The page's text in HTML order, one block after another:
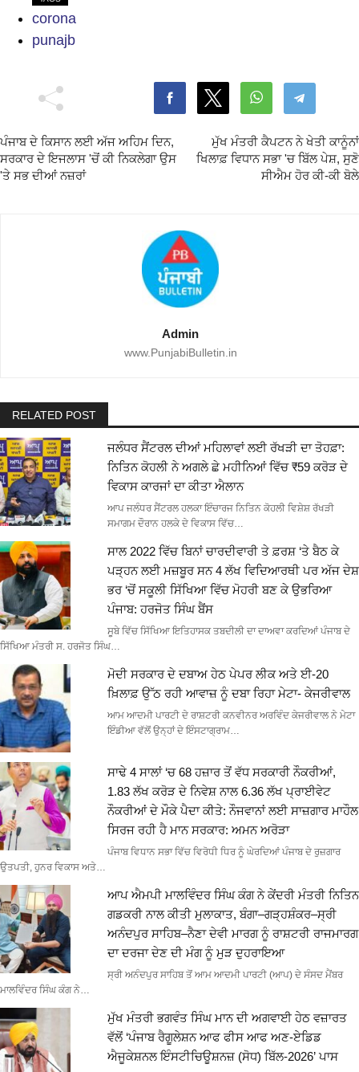
corona
punajb
ਪੰਜਾਬ ਦੇ ਕਿਸਾਨ ਲਈ ਅੱਜ ਅਹਿਮ ਦਿਨ,
ਸਰਕਾਰ ਦੇ ਇਜਲਾਸ 'ਚੋਂ ਕੀ ਨਿਕਲੇਗਾ ਉਸ
'ਤੇ ਸਭ ਦੀਆਂ ਨਜ਼ਰਾਂ
ਮੁੱਖ ਮੰਤਰੀ ਕੈਪਟਨ ਨੇ ਖੇਤੀ ਕਾਨੂੰਨਾਂ
ਖਿਲਾਫ਼ ਵਿਧਾਨ ਸਭਾ 'ਚ ਬਿੱਲ ਪੇਸ਼, ਸੁਣੋ
ਸੀਐਮ ਹੋਰ ਕੀ-ਕੀ ਬੋਲੇ
Admin
www.PunjabiBulletin.in
RELATED POST
ਜਲੰਧਰ ਸੈਂਟਰਲ ਦੀਆਂ ਮਹਿਲਾਵਾਂ ਲਈ ਰੱਖੜੀ ਦਾ ਤੋਹਫ਼ਾ:
ਨਿਤਿਨ ਕੋਹਲੀ ਨੇ ਅਗਲੇ ਛੇ ਮਹੀਨਿਆਂ ਵਿੱਚ ₹59 ਕਰੋੜ ਦੇ
ਵਿਕਾਸ ਕਾਰਜਾਂ ਦਾ ਕੀਤਾ ਐਲਾਨ
ਆਪ ਜਲੰਧਰ ਸੈਂਟਰਲ ਹਲਕਾ ਇੰਚਾਰਜ ਨਿਤਿਨ ਕੋਹਲੀ ਵਿਸ਼ੇਸ਼ ਰੱਖੜੀ
ਸਮਾਗਮ ਦੌਰਾਨ ਹਲਕੇ ਦੇ ਵਿਕਾਸ ਵਿੱਚ…
ਸਾਲ 2022 ਵਿੱਚ ਬਿਨਾਂ ਚਾਰਦੀਵਾਰੀ ਤੇ ਫ਼ਰਸ਼ ‘ਤੇ ਬੈਠ ਕੇ
ਪੜ੍ਹਨ ਲਈ ਮਜ਼ਬੂਰ ਸਨ 4 ਲੱਖ ਵਿਦਿਆਰਥੀ ਪਰ ਅੱਜ ਦੇਸ਼
ਭਰ ‘ਚੋਂ ਸਕੂਲੀ ਸਿੱਖਿਆ ਵਿੱਚ ਮੋਹਰੀ ਬਣ ਕੇ ਉਭਰਿਆ
ਪੰਜਾਬ: ਹਰਜੋਤ ਸਿੰਘ ਬੈਂਸ
ਸੂਬੇ ਵਿੱਚ ਸਿੱਖਿਆ ਇਤਿਹਾਸਕ ਤਬਦੀਲੀ ਦਾ ਦਾਅਵਾ ਕਰਦਿਆਂ ਪੰਜਾਬ ਦੇ
ਸਿੱਖਿਆ ਮੰਤਰੀ ਸ. ਹਰਜੋਤ ਸਿੰਘ…
ਮੋਦੀ ਸਰਕਾਰ ਦੇ ਦਬਾਅ ਹੇਠ ਪੇਪਰ ਲੀਕ ਅਤੇ ਈ-20
ਖ਼ਿਲਾਫ਼ ਉੱਠ ਰਹੀ ਆਵਾਜ਼ ਨੂੰ ਦਬਾ ਰਿਹਾ ਮੇਟਾ- ਕੇਜਰੀਵਾਲ
ਆਮ ਆਦਮੀ ਪਾਰਟੀ ਦੇ ਰਾਸ਼ਟਰੀ ਕਨਵੀਨਰ ਅਰਵਿੰਦ ਕੇਜਰੀਵਾਲ ਨੇ ਮੇਟਾ
ਇੰਡੀਆ ਵੱਲੋਂ ਉਨ੍ਹਾਂ ਦੇ ਇੰਸਟਾਗ੍ਰਾਮ…
ਸਾਢੇ 4 ਸਾਲਾਂ ‘ਚ 68 ਹਜ਼ਾਰ ਤੋਂ ਵੱਧ ਸਰਕਾਰੀ ਨੌਕਰੀਆਂ,
1.83 ਲੱਖ ਕਰੋੜ ਦੇ ਨਿਵੇਸ਼ ਨਾਲ 6.36 ਲੱਖ ਪ੍ਰਾਈਵੇਟ
ਨੌਕਰੀਆਂ ਦੇ ਮੌਕੇ ਪੈਦਾ ਕੀਤੇ: ਨੌਜਵਾਨਾਂ ਲਈ ਸਾਜ਼ਗਾਰ ਮਾਹੌਲ
ਸਿਰਜ ਰਹੀ ਹੈ ਮਾਨ ਸਰਕਾਰ: ਅਮਨ ਅਰੋੜਾ
ਪੰਜਾਬ ਵਿਧਾਨ ਸਭਾ ਵਿੱਚ ਵਿਰੋਧੀ ਧਿਰ ਨੂੰ ਘੇਰਦਿਆਂ ਪੰਜਾਬ ਦੇ ਰੁਜ਼ਗਾਰ
ਉਤਪਤੀ, ਹੁਨਰ ਵਿਕਾਸ ਅਤੇ…
ਆਪ ਐਮਪੀ ਮਾਲਵਿੰਦਰ ਸਿੰਘ ਕੰਗ ਨੇ ਕੇਂਦਰੀ ਮੰਤਰੀ ਨਿਤਿਨ
ਗਡਕਰੀ ਨਾਲ ਕੀਤੀ ਮੁਲਾਕਾਤ, ਬੰਗਾ–ਗੜ੍ਹਸ਼ੰਕਰ–ਸ੍ਰੀ
ਅਨੰਦਪੁਰ ਸਾਹਿਬ–ਨੈਣਾ ਦੇਵੀ ਮਾਰਗ ਨੂੰ ਰਾਸ਼ਟਰੀ ਰਾਜਮਾਰਗ
ਦਾ ਦਰਜਾ ਦੇਣ ਦੀ ਮੰਗ ਨੂੰ ਮੁੜ ਦੁਹਰਾਇਆ
ਸ੍ਰੀ ਅਨੰਦਪੁਰ ਸਾਹਿਬ ਤੋਂ ਆਮ ਆਦਮੀ ਪਾਰਟੀ (ਆਪ) ਦੇ ਸੰਸਦ ਮੈਂਬਰ
ਮਾਲਵਿੰਦਰ ਸਿੰਘ ਕੰਗ ਨੇ…
ਮੁੱਖ ਮੰਤਰੀ ਭਗਵੰਤ ਸਿੰਘ ਮਾਨ ਦੀ ਅਗਵਾਈ ਹੇਠ ਵਜ਼ਾਰਤ
ਵੱਲੋਂ ‘ਪੰਜਾਬ ਰੈਗੂਲੇਸ਼ਨ ਆਫ ਫੀਸ ਆਫ ਅਣ-ਏਡਿਡ
ਐਜੂਕੇਸ਼ਨਲ ਇੰਸਟੀਚਿਊਸ਼ਨਜ਼ (ਸੋਧ) ਬਿੱਲ-2026’ ਪਾਸ